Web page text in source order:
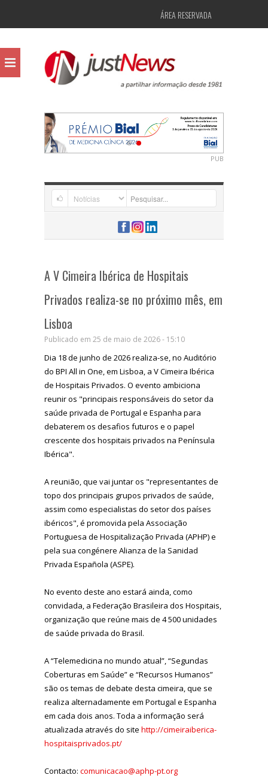
ÁREA RESERVADA
PUB
A V Cimeira Ibérica de Hospitais
Privados realiza-se no próximo mês, em
Lisboa
Publicado em 25 de maio de 2026 - 15:10
Dia 18 de junho de 2026 realiza-se, no Auditório
do BPI All in One, em Lisboa, a V Cimeira Ibérica
de Hospitais Privados. O evento ambiciona
reunir os "principais responsáveis do setor da
saúde privada de Portugal e Espanha para
debaterem os desafios futuros e o papel
crescente dos hospitais privados na Península
Ibérica".
A reunião, que vai juntar os "representantes de
topo dos principais grupos privados de saúde,
assim como especialistas do setor dos países
ibéricos", é promovida pela Associação
Portuguesa de Hospitalização Privada (APHP) e
pela sua congénere Alianza de la Sanidad
Privada Española (ASPE).
No evento deste ano estará ainda, como
convidada, a Federação Brasileira dos Hospitais,
organização que reúne mais de 4 500 unidades
de saúde privada do Brasil.
A “Telemedicina no mundo atual”, “Segundas
Coberturas em Saúde” e “Recursos Humanos”
são os temas de debate desta cimeira, que se
realiza alternadamente em Portugal e Espanha
em cada dois anos. Toda a informação será
atualizada através do site http://cimeiraiberica-
hospitaisprivados.pt/
Contacto: comunicacao@aphp-pt.org